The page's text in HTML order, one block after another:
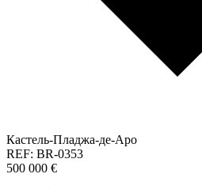
Кастель-Пладжа-де-Аро
REF: BR-0353
500 000 €